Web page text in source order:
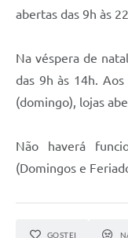
abertas das 9h às
Na véspera de
das 9h às 14h.
(domingo), lojas
Não haverá
(Domingos e
GOSTEI